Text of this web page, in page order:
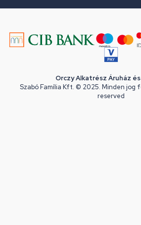
Orczy Alkatrész Áruház
Szabó Família Kft. © 2025. Minden jog
reserved